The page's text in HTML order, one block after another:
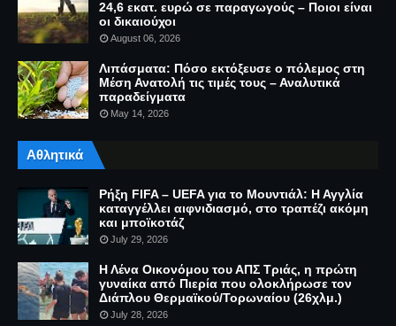
24,6 εκατ. ευρώ σε παραγωγούς – Ποιοι είναι
οι δικαιούχοι
August 06, 2026
Λιπάσματα: Πόσο εκτόξευσε ο πόλεμος στη
Μέση Ανατολή τις τιμές τους – Αναλυτικά
παραδείγματα
May 14, 2026
Αθλητικά
Ρήξη FIFA – UEFA για το Μουντιάλ: Η Αγγλία
καταγγέλλει αιφνιδιασμό, στο τραπέζι ακόμη
και μποϊκοτάζ
July 29, 2026
Η Λένα Οικονόμου του ΑΠΣ Τριάς, η πρώτη
γυναίκα από Πιερία που ολοκλήρωσε τον
Διάπλου Θερμαϊκού/Τορωναίου (26χλμ.)
July 28, 2026